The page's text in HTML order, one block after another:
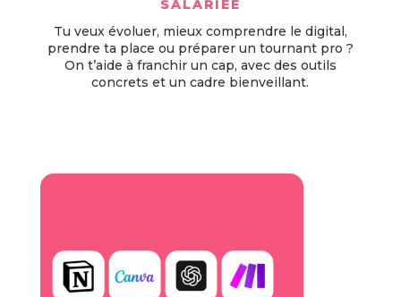
SALARIÉE
Tu veux évoluer, mieux comprendre le digital,
prendre ta place ou préparer un tournant pro ?
On t’aide à franchir un cap, avec des outils
concrets et un cadre bienveillant.